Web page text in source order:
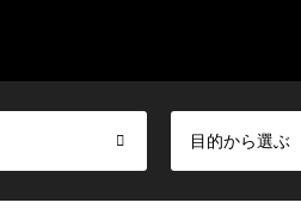
目的から選ぶ